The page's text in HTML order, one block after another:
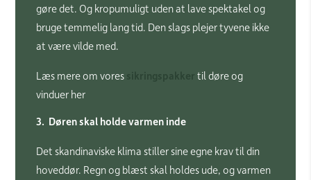
gøre det. Og kropumuligt uden at lave spektakel og
bruge temmelig lang tid. Den slags plejer tyvene ikke
at være vilde med.
Læs mere om vores
til døre og
vinduer her
3. Døren skal holde varmen inde
Det skandinaviske klima stiller sine egne krav til din
hoveddør. Regn og blæst skal holdes ude, og varmen